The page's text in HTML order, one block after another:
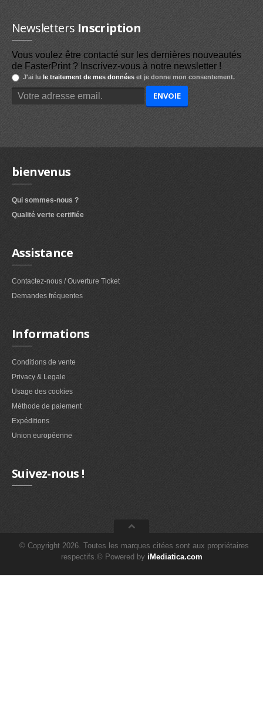
Newsletters Inscription
Vous voulez être contacté sur les dernières nouveautés
de FasterPrint ? Inscrivez-vous à notre newsletter !
J'ai lu le traitement de mes données et je donne mon consentement.
bienvenus
Qui sommes-nous ?
Qualité verte certifiée
Assistance
Contactez-nous / Ouverture Ticket
Demandes fréquentes
Informations
Conditions de vente
Privacy & Legale
Usage des cookies
Méthode de paiement
Expéditions
Union européenne
Suivez-nous !
© Copyright 2026. Toutes les marques citées sont aux propriétaires
respectifs.© Powered by iMediatica.com